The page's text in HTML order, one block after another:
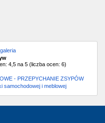
4,5na 5(liczba ocen: 6)
- PRZEPYCHANIE ZSYPÓW
samochodowej i meblowej